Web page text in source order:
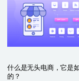
什么是无头电商，它是
的？